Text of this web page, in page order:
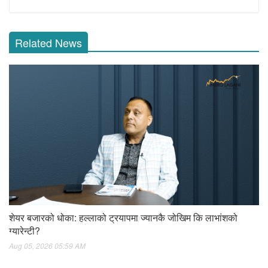
Related News
शेयर बजारको धोका: हल्लाको ट्रयापमा ज्यानकै जोखिम कि लाभांशको
ग्यारेन्टी?
Aug 05, 2026 05:59 AM